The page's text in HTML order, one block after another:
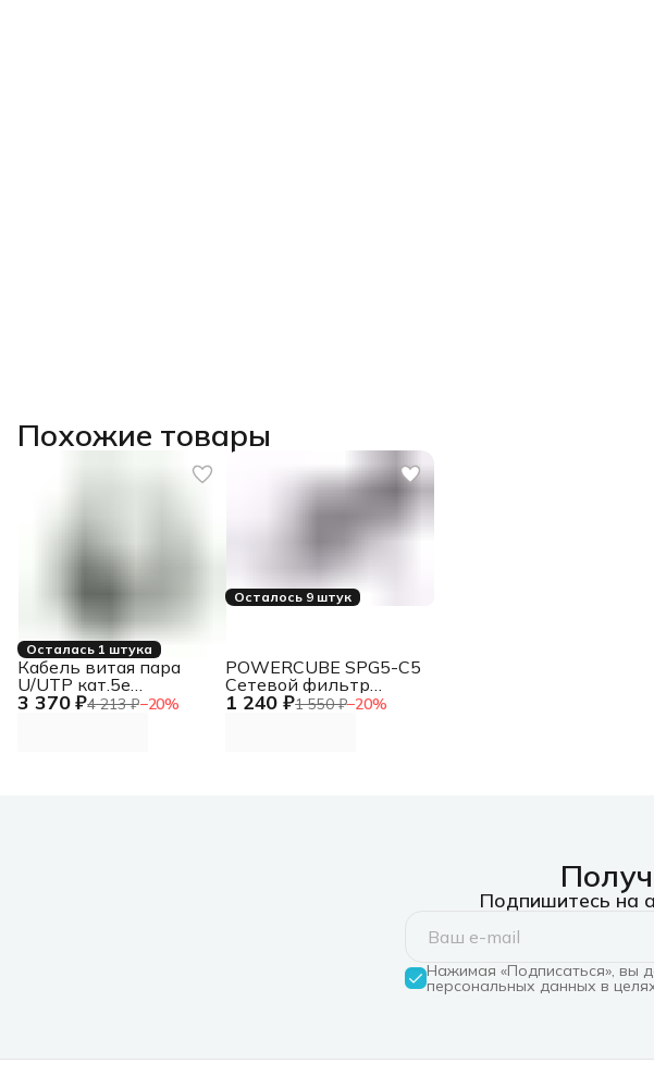
Похожие товары
Осталась 1 штука
3 370 ₽4 213 ₽−20%
Кабель витая пара
U/UTP кат.5e
2х2х24AWG solid CCA
Осталось 9 штук
1 240 ₽1 550 ₽−20%
POWERCUBE SPG5-C5
Сетевой фильтр
Power Cube 5 метров 5
Подпишитесь на
Нажимая «Подписаться», вы
персональных данных в